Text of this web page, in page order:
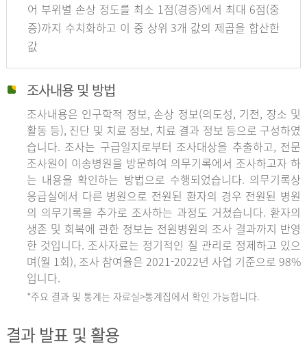
어 부위별 손상 정도를 최소 1점(경증)에서 최대 6점(중
증)까지 수치화하고 이 중 상위 3개 값의 제곱을 합산한
값
조사내용 및 방법
조사내용은 인구학적 정보, 손상 정보(의도성, 기전, 장소 및
활동 등), 진단 및 치료 정보, 치료 결과 정보 등으로 구성하였
습니다. 조사는 구급일지로부터 조사대상을 추출하고, 전문
조사원이 이송병원을 방문하여 의무기록에서 조사하고자 하
는 내용을 확인하는 방법으로 수행되었습니다. 의무기록상
응급실에서 다른 병원으로 전원된 환자의 경우 전원된 병원
의 의무기록을 추가로 조사하는 과정도 거쳤습니다. 환자의
생존 및 회복에 관한 정보는 전원병원의 조사 결과까지 반영
한 것입니다. 조사자료는 정기적인 질 관리로 정제하고 있으
며(월 1회), 조사 참여율은 2021-2022년 사업 기준으로 98%
입니다.
*주요 결과 및 통계는 자료실>통계집에서 확인 가능합니다.
결과 발표 및 활용